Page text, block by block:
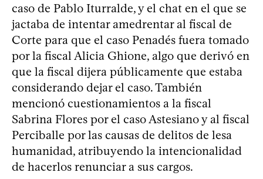
caso de Pablo Iturralde, y el chat en el que se
jactaba de intentar amedrentar al fiscal de
Corte para que el caso Penadés fuera tomado
por la fiscal Alicia Ghione, algo que derivó en
que la fiscal dijera públicamente que estaba
considerando dejar el caso. También
mencionó cuestionamientos a la fiscal
Sabrina Flores por el caso Astesiano y al fiscal
Perciballe por las causas de delitos de lesa
humanidad, atribuyendo la intencionalidad
de hacerlos renunciar a sus cargos.